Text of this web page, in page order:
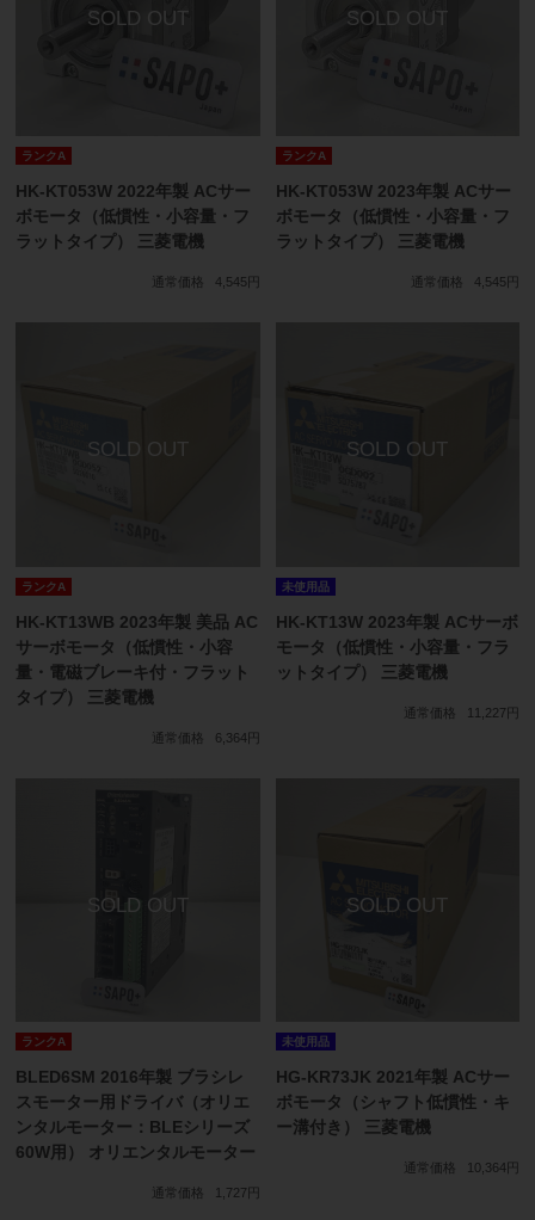
ランクA
HK-KT053W 2022年製 ACサー
ボモータ（低慣性・小容量・フ
ラットタイプ） 三菱電機
通常価格 4,545円
ランクA
HK-KT053W 2023年製 ACサー
ボモータ（低慣性・小容量・フ
ラットタイプ） 三菱電機
通常価格 4,545円
ランクA
HK-KT13WB 2023年製 美品 AC
サーボモータ（低慣性・小容
量・電磁ブレーキ付・フラット
タイプ） 三菱電機
通常価格 6,364円
未使用品
HK-KT13W 2023年製 ACサーボ
モータ（低慣性・小容量・フラ
ットタイプ） 三菱電機
通常価格 11,227円
ランクA
BLED6SM 2016年製 ブラシレ
スモーター用ドライバ（オリエ
ンタルモーター：BLEシリーズ
60W用） オリエンタルモーター
通常価格 1,727円
未使用品
HG-KR73JK 2021年製 ACサー
ボモータ（シャフト低慣性・キ
ー溝付き） 三菱電機
通常価格 10,364円